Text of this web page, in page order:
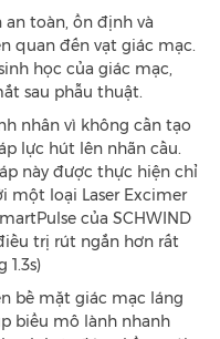
toàn, ổn định và
quan đến vạt giác mạc.
học của giác mạc,
sau phẫu thuật.
nhân vì không cần tạo
lực hút lên nhãn cầu.
này được thực hiện chỉ
một loại Laser Excimer
của SCHWIND
trị rút ngắn hơn rất
bề mặt giác mạc láng
biểu mô lành nhanh